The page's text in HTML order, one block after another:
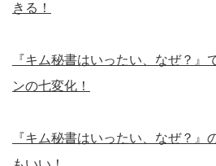
きる！
『キム秘書はいったい、なぜ？』
ンの七変化！
『キム秘書はいったい、なぜ？』